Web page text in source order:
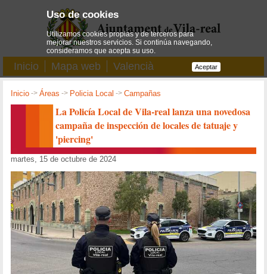
Inicio Mapa web Valencià
Inicio ->Áreas -> Policia Local ->Campañas
La Policía Local de Vila-real lanza una novedosa
campaña de inspección de locales de tatuaje y
'piercing'
martes, 15 de octubre de 2024
Uso de cookies
Utilizamos cookies propias y de terceros para
mejorar nuestros servicios. Si continúa navegando,
consideramos que acepta su uso.
Aceptar